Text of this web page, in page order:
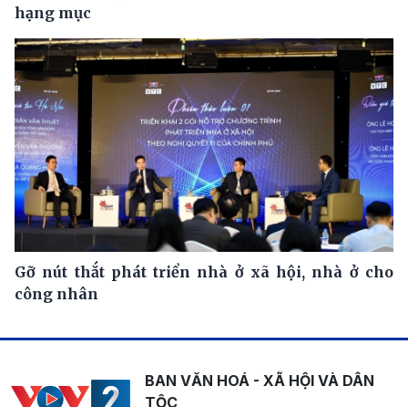
hạng mục
Gỡ nút thắt phát triển nhà ở xã hội, nhà ở cho
công nhân
BAN VĂN HOÁ - XÃ HỘI VÀ DÂN
TỘC